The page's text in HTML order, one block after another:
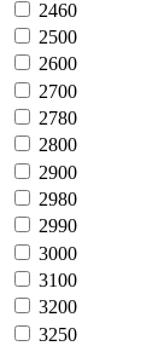
2460
2500
2600
2700
2780
2800
2900
2980
2990
3000
3100
3200
3250